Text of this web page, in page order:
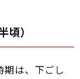
）
は、下ごし